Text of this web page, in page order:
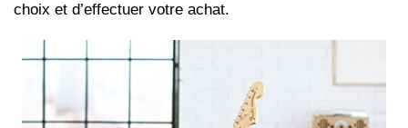
choix et d’effectuer votre achat.